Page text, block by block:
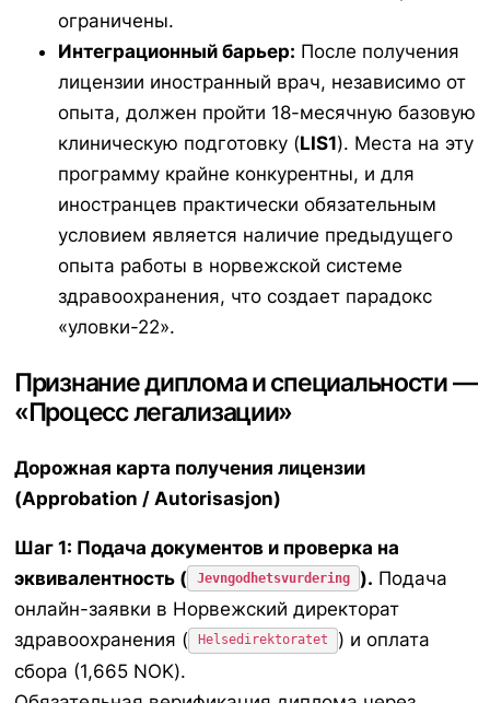
ограничены.
Интеграционный барьер: После получения
лицензии иностранный врач, независимо от
опыта, должен пройти 18-месячную базовую
клиническую подготовку (LIS1). Места на эту
программу крайне конкурентны, и для
иностранцев практически обязательным
условием является наличие предыдущего
опыта работы в норвежской системе
здравоохранения, что создает парадокс
«уловки-22».
Признание диплома и специальности —
«Процесс легализации»
Дорожная карта получения лицензии
(Approbation / Autorisasjon)
Шаг 1: Подача документов и проверка на
эквивалентность (
Jevngodhetsvurdering ). Подача
онлайн-заявки в Норвежский директорат
здравоохранения (
Helsedirektoratet
) и оплата
сбора (1,665 NOK).